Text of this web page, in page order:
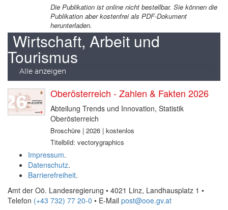
Die Publikation ist online nicht bestellbar. Sie können die
Publikation aber kostenfrei als PDF-Dokument
herunterladen.
Wirtschaft, Arbeit und
Tourismus
Alle anzeigen
Oberösterreich - Zahlen & Fakten 2026
Abteilung Trends und Innovation, Statistik
Oberösterreich
Broschüre | 2026 | kostenlos
Titelbild: vectorygraphics
Impressum.
Datenschutz.
Barrierefreiheit.
Amt der Oö. Landesregierung • 4021 Linz, Landhausplatz 1 •
Telefon (+43 732) 77 20-0 • E-Mail post@ooe.gv.at